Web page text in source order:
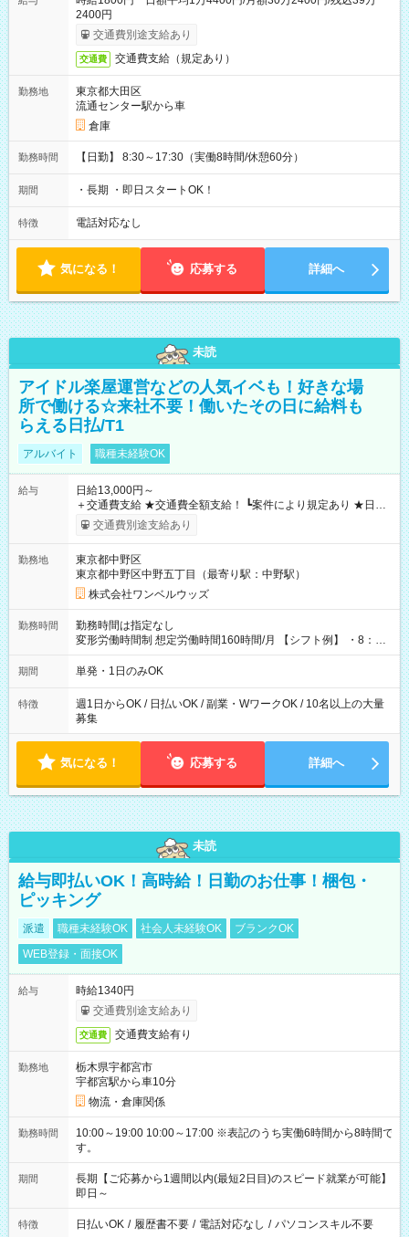
2400円
交通費別途支給あり
交通費 交通費支給（規定あり）
勤務地
東京都大田区
流通センター駅から車
倉庫
勤務時間 【日勤】 8:30～17:30（実働8時間/休憩60分）
期間 ・長期 ・即日スタートOK！
特徴 電話対応なし
気になる！ 応募する 詳細へ
未読
アイドル楽屋運営などの人気イベも！好きな場
所で働ける☆来社不要！働いたその日に給料も
らえる日払/T1
アルバイト 職種未経験OK
給与
日給13,000円～
＋交通費支給 ★交通費全額支給！ ┗案件により規定あり ★日払
いOK！（規定あり） ┗働いたその日に現金GET♪ お仕事後はコ
ンビニATMから 日払い分を引き落とせます！ 【試用期間】試
交通費別途支給あり
勤務地
東京都中野区
東京都中野区中野五丁目（最寄り駅：中野駅）
株式会社ワンベルウッズ
勤務時間
勤務時間は指定なし
変形労働時間制 想定労働時間160時間/月 【シフト例】 ・8：00
～21：00
期間 単発・1日のみOK
特徴
週1日からOK / 日払いOK / 副業・WワークOK / 10名以上の大量
募集
気になる！ 応募する 詳細へ
未読
給与即払いOK！高時給！日勤のお仕事！梱包・
ピッキング
派遣 職種未経験OK 社会人未経験OK
ブランクOK
WEB登録・面接OK
給与
時給1340円
交通費別途支給あり
交通費 交通費支給有り
勤務地
栃木県宇都宮市
宇都宮駅から車10分
物流・倉庫関係
勤務時間
10:00～19:00 10:00～17:00 ※表記のうち実働6時間から8時間で
す。
期間
長期【ご応募から1週間以内(最短2日目)のスピード就業が可能】
即日～
特徴 日払いOK / 履歴書不要 / 電話対応なし / パソコンスキル不要